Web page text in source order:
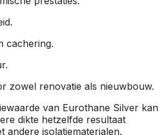
cachering.
zowel renovatie als nieuwbouw.
van Eurothane Silver kan
dikte hetzelfde resultaat
andere isolatiematerialen.